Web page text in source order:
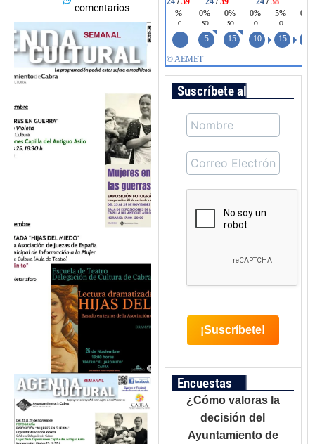
comentarios
Suscríbete al boletín
Encuestas
¿Cómo valoras la
decisión del
Ayuntamiento de